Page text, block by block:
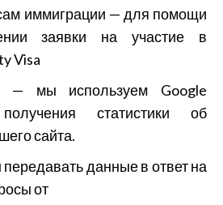
иммиграции — для помощи
заявки на участие в
Visa
— мы используем Google
статистики об
сайта.
данные в ответ на
от